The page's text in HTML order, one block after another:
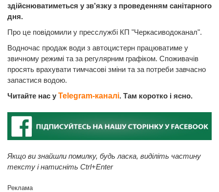
здійснюватиметься у зв’язку з проведенням санітарного
дня.
Про це повідомили у пресслужбі КП "Черкасиводоканал".
Водночас продаж води з автоцистерн працюватиме у
звичному режимі та за регулярним графіком. Споживачів
просять врахувати тимчасові зміни та за потреби завчасно
запастися водою.
Читайте нас у Telegram-каналі. Там коротко і ясно.
Якщо ви знайшли помилку, будь ласка, виділіть частину
тексту і натисніть Ctrl+Enter
Реклама